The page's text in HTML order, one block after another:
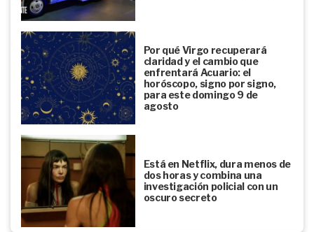
Por qué Virgo recuperará
claridad y el cambio que
enfrentará Acuario: el
horóscopo, signo por signo,
para este domingo 9 de
agosto
Está en Netflix, dura menos de
dos horas y combina una
investigación policial con un
oscuro secreto